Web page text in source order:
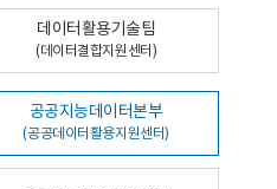
데이터활용기술팀
(데이터결합지원센터)
공공지능데이터본부
(공공데이터활용지원센터)